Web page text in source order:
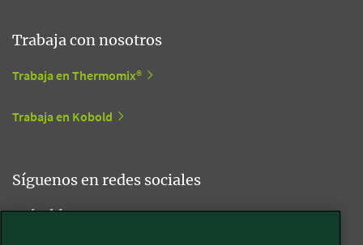
Trabaja con nosotros
Trabaja en Thermomix®
Trabaja en Kobold
Síguenos en redes sociales
Kobold